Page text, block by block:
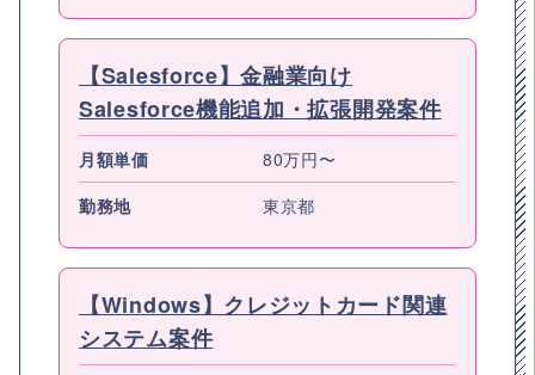
【Salesforce】金融業向け
Salesforce機能追加・拡張開発案件
月額単価
80万円〜
勤務地
東京都
【Windows】クレジットカード関連
システム案件